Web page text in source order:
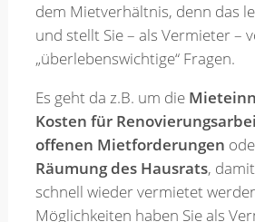
Merkzettel
Newsletter
dem Mietverhältnis, denn das
und stellt Sie – als Vermieter –
„überlebenswichtige“ Fragen.
Es geht da z.B. um die
Kosten für
offenen Mietforderungen
Räumung des Hausrats,
schnell wieder vermietet
Möglichkeiten haben Sie als